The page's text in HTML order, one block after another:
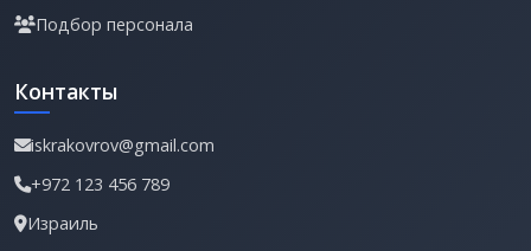
Подбор персонала
Контакты
iskrakovrov@gmail.com
+972 123 456 789
Израиль